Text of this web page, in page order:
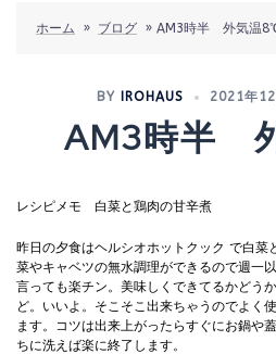
ホーム » ブログ » AM3時半 外気温
BY IROHAUS 2021年
AM3時半
レシピメモ 白菜と鶏肉の甘辛煮
昨日の夕食はヘルシオホットクック で白菜
菜やキャベツの無水調理ができるので週一
言っても楽チン。美味しくできてるかどう
ど。いいよ。そこそこ出来ちゃうのでよく
ます。コツは出来上がったらすぐにお鍋や
ちに洗えば楽に終了します。